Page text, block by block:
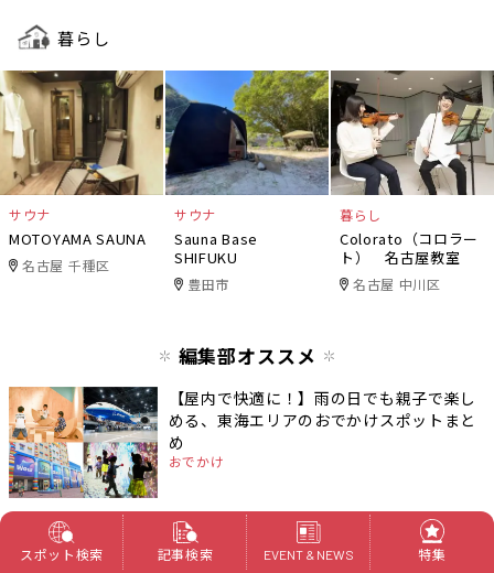
暮らし
サウナ
MOTOYAMA SAUNA
名古屋 千種区
サウナ
Sauna Base
SHIFUKU
豊田市
暮らし
Colorato（コロラー
ト） 名古屋教室
名古屋 中川区
編集部オススメ
【屋内で快適に！】雨の日でも親子で楽し
める、東海エリアのおでかけスポットまと
め
おでかけ
チケットなしでも楽しめる！ジブリパーク
の無料エリアまとめ
スポット検索 記事検索 EVENT & NEWS 特集